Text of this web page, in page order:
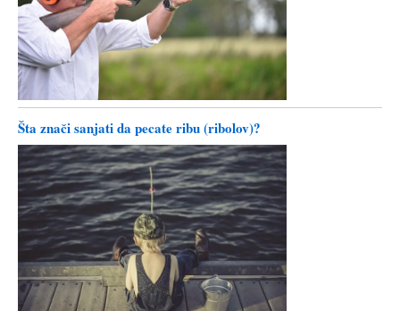
Šta znači sanjati da pecate ribu (ribolov)?